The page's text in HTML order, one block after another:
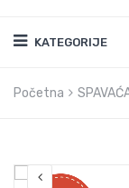
KATEGORIJE
Početna